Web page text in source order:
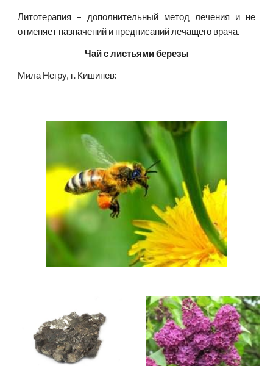
Литотерапия – дополнительный метод лечения и не
отменяет назначений и предписаний лечащего врача.
Чай с листьями березы
Мила Негру, г. Кишинев: